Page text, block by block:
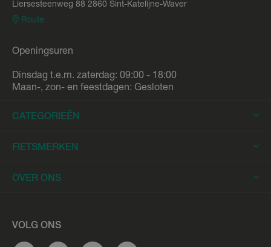
Liersesteenweg 88 2860 Sint-Katelijne-Waver
Route
Openingsuren
Dinsdag t.e.m. zaterdag: 09:00 - 18:00
Maan-, zon- en feestdagen: Gesloten
CATEGORIEËN
Elektrische Fietsen
Elektrische Racefietsen
Elektrische Longtails
Elektrische Bakfietsen
FIETSMERKEN
Trek
OVER ONS
Werkplaats
Overname e-bike
VOLG ONS